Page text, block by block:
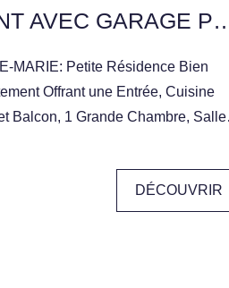
APPARTEMENT AVEC GARAGE
MARIE: Petite Résidence Bien
Offrant une Entrée, Cuisine
Balcon, 1 Grande Chambre, Salle
Garage Privatif au sous-
597€ Charges Comprises .
DÉCOUVRIR